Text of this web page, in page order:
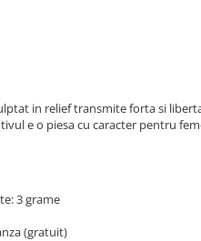
in relief transmite forta si
e o piesa cu caracter pentru
3 grame
(gratuit)